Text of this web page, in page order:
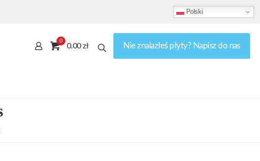
Polski
0
0.00 zł Nie znalazłeś płyty? Napisz do nas